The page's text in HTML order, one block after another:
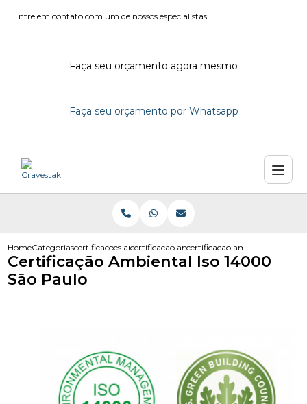
Entre em contato com um de nossos especialistas!
Faça seu orçamento agora mesmo
Faça seu orçamento por Whatsapp
HomeCategoriascertificacoes ambientaiscertificacao ambiental iso 14001
certificacao ambiental iso
Certificação Ambiental Iso 14000
São Paulo